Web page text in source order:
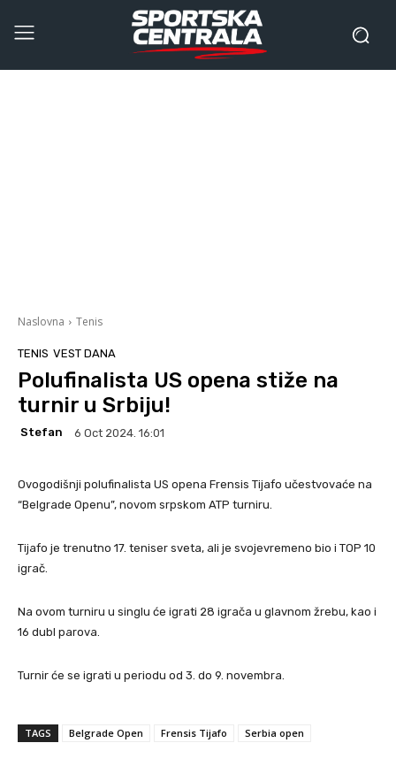
Naslovna Tenis
TENIS VEST DANA
Polufinalista US opena stiže na
turnir u Srbiju!
Stefan 6 Oct 2024. 16:01
Ovogodišnji polufinalista US opena Frensis Tijafo učestvovaće na
“Belgrade Openu”, novom srpskom ATP turniru.
Tijafo je trenutno 17. teniser sveta, ali je svojevremeno bio i TOP 10
igrač.
Na ovom turniru u singlu će igrati 28 igrača u glavnom žrebu, kao i
16 dubl parova.
Turnir će se igrati u periodu od 3. do 9. novembra.
TAGS Belgrade Open Frensis Tijafo Serbia open